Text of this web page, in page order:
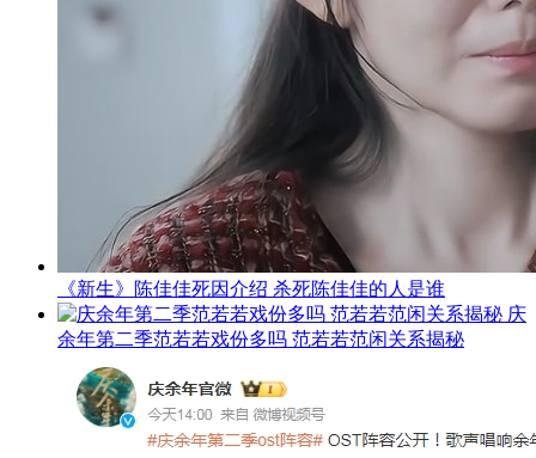
《新生》陈佳佳死因介绍 杀死陈佳佳的人是谁
庆
余年第二季范若若戏份多吗 范若若范闲关系揭秘